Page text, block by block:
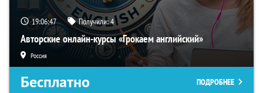
19:06:46 Получили:4
Авторские онлайн-курсы «Грокаем английский»
Россия
Бесплатно ПОДРОБНЕЕ